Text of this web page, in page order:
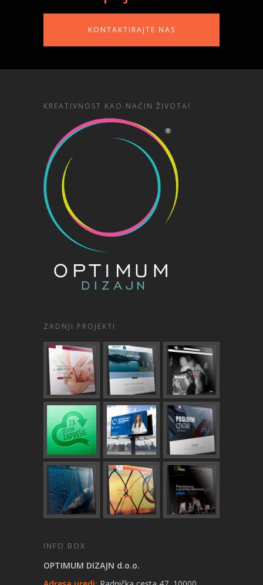
KONTAKTIRAJTE NAS
KREATIVNOST KAO NAČIN ŽIVOTA!
ZADNJI PROJEKTI
INFO BOX
OPTIMUM DIZAJN d.o.o.